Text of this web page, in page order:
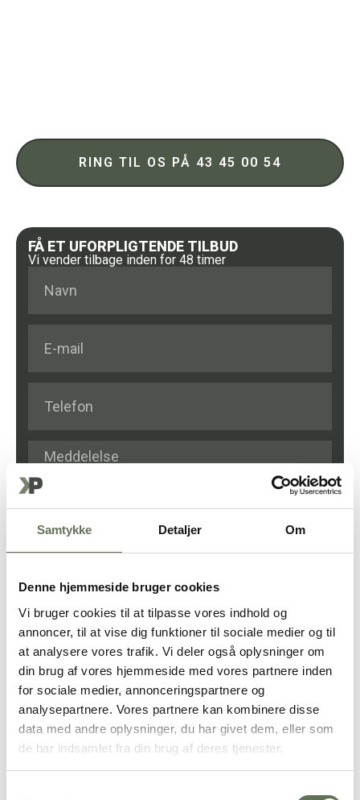
Samtykke Detaljer Om
Denne hjemmeside bruger cookies
Vi bruger cookies til at tilpasse vores indhold og
annoncer, til at vise dig funktioner til sociale medier og til
at analysere vores trafik. Vi deler også oplysninger om
din brug af vores hjemmeside med vores partnere inden
for sociale medier, annonceringspartnere og
analysepartnere. Vores partnere kan kombinere disse
data med andre oplysninger, du har givet dem, eller som
de har indsamlet fra din brug af deres tjenester.
RING TIL OS PÅ 43 45 00 54
FÅ ET UFORPLIGTENDE TILBUD
Vi vender tilbage inden for 48 timer
FÅ ET TILBUD